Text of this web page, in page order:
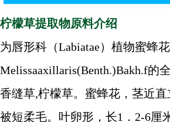
柠檬草提取物原料介绍
为唇形科（Labiatae）植物蜜蜂花
Melissaaxillaris(Benth.)Bakh.f的
香缝草,柠檬草。蜜蜂花，茎近直
被短柔毛。叶卵形，长1．2-6厘